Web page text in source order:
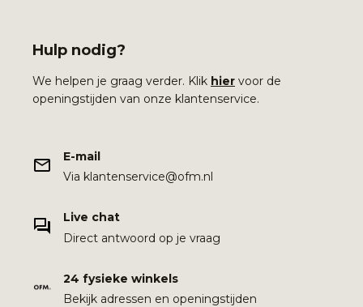
Hulp nodig?
We helpen je graag verder. Klik hier voor de
openingstijden van onze klantenservice.
E-mail
Via klantenservice@ofm.nl
Live chat
Direct antwoord op je vraag
24 fysieke winkels
Bekijk adressen en openingstijden